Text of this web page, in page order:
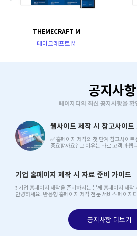
THEMECRAFT M
테마크래프트 M
공지사항
페이지디의 최신 공지사항을 확
웹사이트 제작 시 참고사이트
✅ 홈페이지 제작의 첫 단계 참고사이트를 고르는 방
중요할까요? 그 이유는 바로 고객과 웹디자이너 간의 원활한 소통을 돕는
기업 홈페이지 제작 시 자료 준비 가이드
❗ 기업 홈페이지 제작을 준비하시는 분께 홈페이지 제
공지사항 더보기